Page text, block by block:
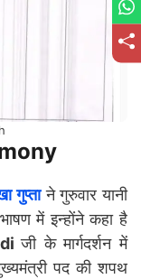
गुप्ताने गुरुवार यानी
में इन्होंने कहा है
जी के मार्गदर्शन में
पद की शपथ